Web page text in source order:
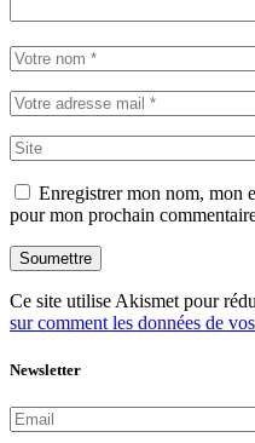
Enregistrer mon nom, mon
pour mon prochain
Soumettre
Ce site utilise Akismet pour
sur comment les données de
Newsletter